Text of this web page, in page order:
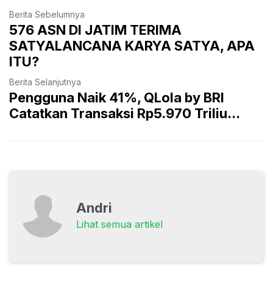
Berita Sebelumnya
576 ASN DI JATIM TERIMA
SATYALANCANA KARYA SATYA, APA
ITU?
Berita Selanjutnya
Pengguna Naik 41%, QLola by BRI
Catatkan Transaksi Rp5.970 Triliu...
Andri
Lihat semua artikel